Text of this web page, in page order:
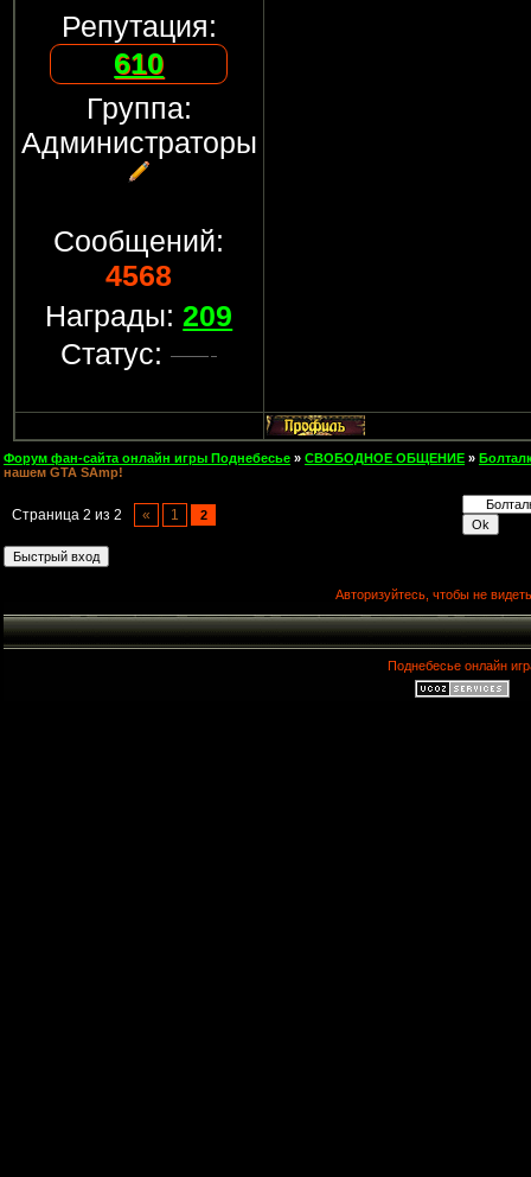
Репутация:
610
Группа:
Администраторы
Сообщений:
4568
Награды:209
Статус:
Форум фан-сайта онлайн игры Поднебесье » СВОБОДНОЕ ОБЩЕНИЕ »
нашем GTA SAmp!
Страница 2 из 2 « 1 2
Авторизуйтесь, чтобы не
Поднебесье онлайн